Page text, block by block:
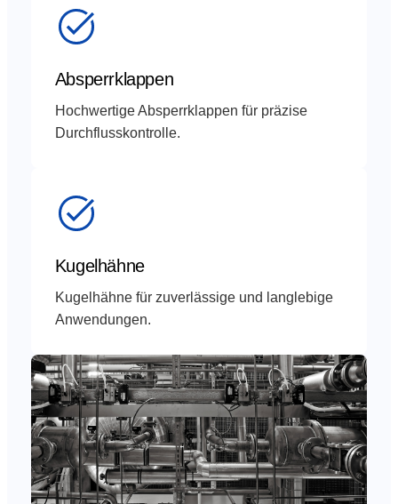
Absperrklappen
Hochwertige Absperrklappen für präzise
Durchflusskontrolle.
Kugelhähne
Kugelhähne für zuverlässige und langlebige
Anwendungen.